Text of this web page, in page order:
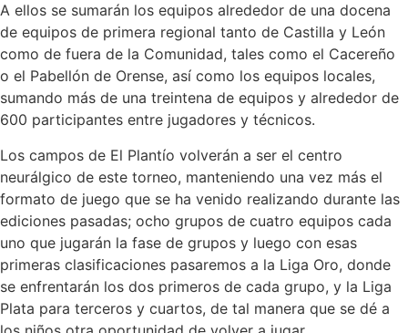
A ellos se sumarán los equipos alrededor de una docena
de equipos de primera regional tanto de Castilla y León
como de fuera de la Comunidad, tales como el Cacereño
o el Pabellón de Orense, así como los equipos locales,
sumando más de una treintena de equipos y alrededor de
600 participantes entre jugadores y técnicos.
Los campos de El Plantío volverán a ser el centro
neurálgico de este torneo, manteniendo una vez más el
formato de juego que se ha venido realizando durante las
ediciones pasadas; ocho grupos de cuatro equipos cada
uno que jugarán la fase de grupos y luego con esas
primeras clasificaciones pasaremos a la Liga Oro, donde
se enfrentarán los dos primeros de cada grupo, y la Liga
Plata para terceros y cuartos, de tal manera que se dé a